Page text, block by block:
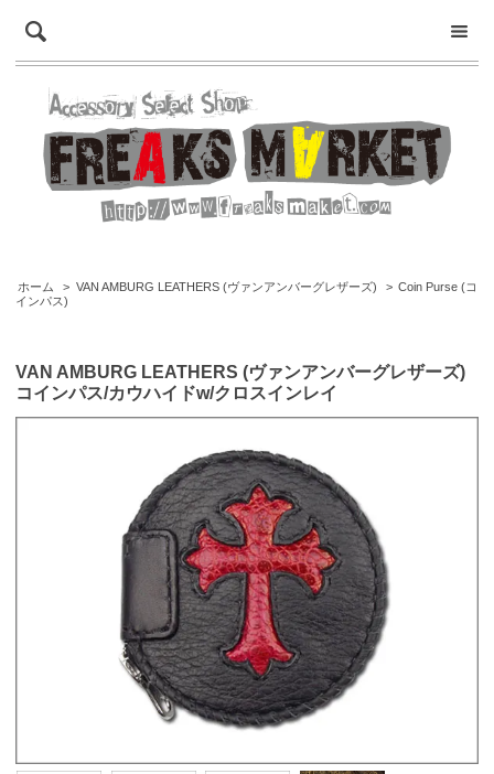
ホーム > VAN AMBURG LEATHERS (ヴァンアンバーグレザーズ) > Coin Purse (コ
インパス)
VAN AMBURG LEATHERS (ヴァンアンバーグレザーズ)
コインパス/カウハイドw/クロスインレイ